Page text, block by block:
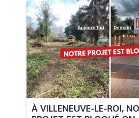
À VILLENEUVE-LE-ROI,